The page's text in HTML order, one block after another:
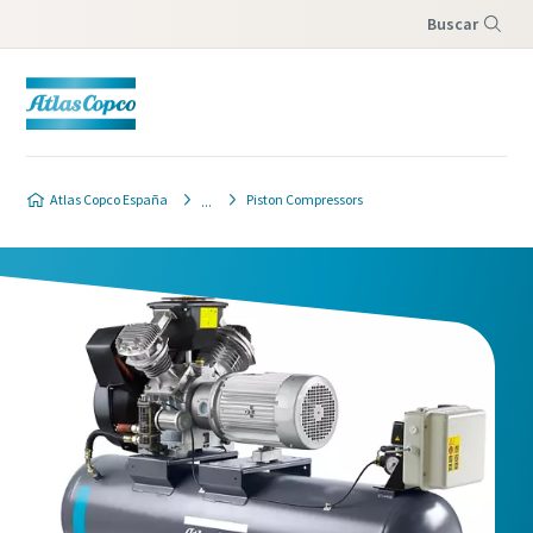
Buscar
Atlas Copco España Piston Compressors